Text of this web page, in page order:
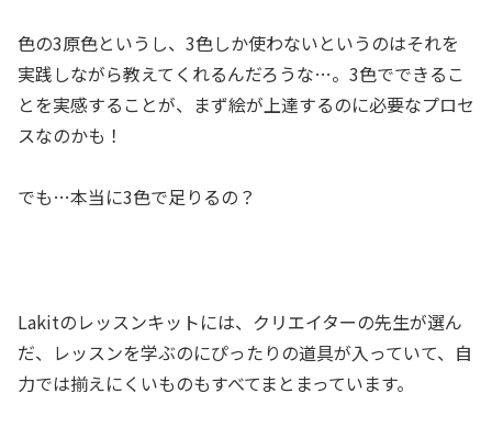
色の3原色というし、3色しか使わないというのはそれを
実践しながら教えてくれるんだろうな…。3色でできるこ
とを実感することが、まず絵が上達するのに必要なプロセ
スなのかも！
でも…本当に3色で足りるの？
Lakitのレッスンキットには、クリエイターの先生が選ん
だ、レッスンを学ぶのにぴったりの道具が入っていて、自
力では揃えにくいものもすべてまとまっています。